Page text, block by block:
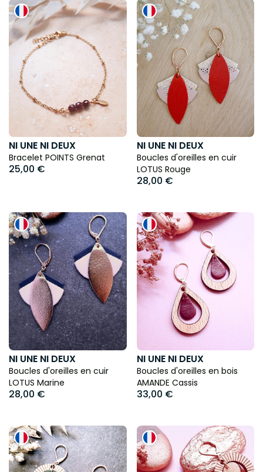
NI UNE NI DEUX
Bracelet POINTS Grenat
25,00 €
NI UNE NI DEUX
Boucles d'oreilles en cuir
LOTUS Rouge
28,00 €
NI UNE NI DEUX
Boucles d'oreilles en cuir
LOTUS Marine
28,00 €
NI UNE NI DEUX
Boucles d'oreilles en bois
AMANDE Cassis
33,00 €